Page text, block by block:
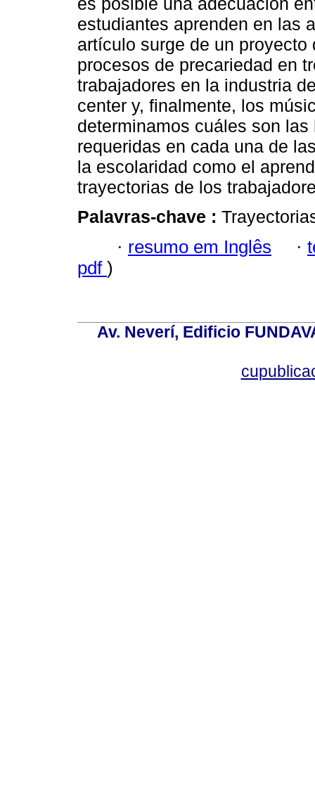
estudiantes aprenden en las
artículo surge de un
procesos de precariedad en
trabajadores en la industria
center y, finalmente, los
determinamos cuáles son
requeridas en cada una de
la escolaridad como el
trayectorias de los
Palavras-chave :
· resumo em Inglês ·
pdf )
Av. Neverí, Edificio